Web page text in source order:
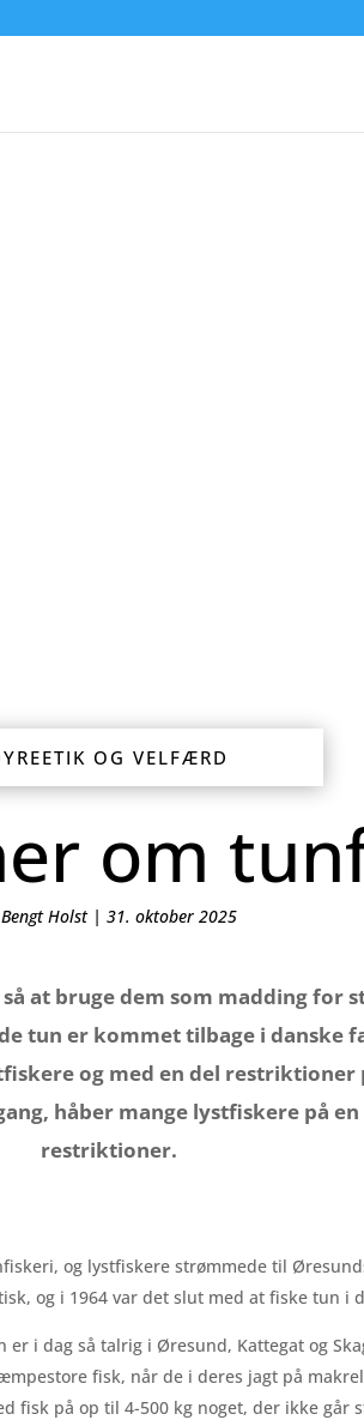
OG VELFÆRD
om
Bengt Holst| 31. oktober 2025
at bruge dem som madding for
tun er kommet tilbage i danske
og med en del restriktioner
håber mange lystfiskere på
restriktioner.
og lystfiskere strømmede til
og i 1964 var det slut med at fiske tun i
i dag så talrig i Øresund, Kattegat og
fisk, når de i deres jagt på
fisk på op til 4-500 kg noget, der ikke går